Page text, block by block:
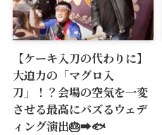
【ケーキ入刀の代わりに】
大迫力の「マグロ入
刀」！？会場の空気を一変
させる最高にバズるウェデ
ィング演出🎂➡️🐟